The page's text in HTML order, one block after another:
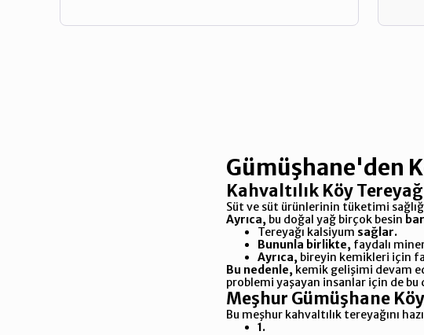
Gümüşhane'den
Kahvaltılık Köy
Süt ve süt ürünlerinin tüketimi
Ayrıca, bu doğal yağ birçok besin
Tereyağı kalsiyum sağlar.
Bununla birlikte, faydalı
Ayrıca, bireyin kemikleri için
Bu nedenle, kemik gelişimi devam
problemi yaşayan insanlar için de bu
Meşhur Gümüşhane Köy
Bu meşhur kahvaltılık tereyağını
1.